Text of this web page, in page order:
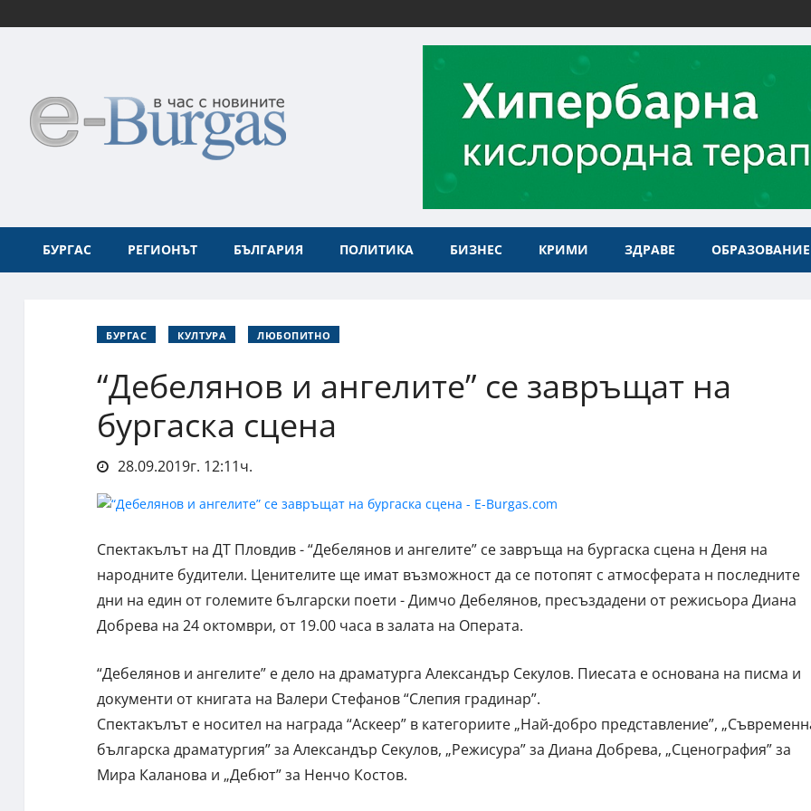
БУРГАС РЕГИОНЪТ БЪЛГАРИЯ ПОЛИТИКА БИЗНЕС КРИМИ ЗДРАВЕ ОБРАЗОВАНИЕ
БУРГАС КУЛТУРА ЛЮБОПИТНО
“Дебелянов и ангелите” се завръщат на
бургаска сцена
28.09.2019г. 12:11ч.
Спектакълът на ДТ Пловдив - “Дебелянов и ангелите” се завръща на бургаска сцена н Деня на
народните будители. Ценителите ще имат възможност да се потопят с атмосферата н последните
дни на един от големите български поети - Димчо Дебелянов, пресъздадени от режисьора Диана
Добрева на 24 октомври, от 19.00 часа в залата на Операта.
“Дебелянов и ангелите” е дело на драматурга Александър Секулов. Пиесата е основана на писма и
документи от книгата на Валери Стефанов “Слепия градинар”.
Спектакълът е носител на награда “Аскеер” в категориите „Най-добро представление”,
българска драматургия” за Александър Секулов, „Режисура” за Диана Добрева, „Сценография” за
Мира Каланова и „Дебют” за Ненчо Костов.